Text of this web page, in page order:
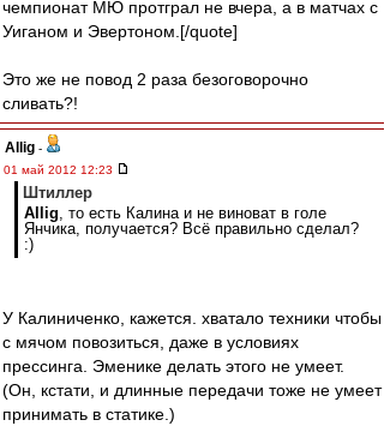
чемпионат МЮ протграл не вчера, а в матчах с
Уиганом и Эвертоном.[/quote]
Это же не повод 2 раза безоговорочно
сливать?!
Allig -
01 май 2012 12:23
Штиллер
Allig, то есть Калина и не виноват в голе
Янчика, получается? Всё правильно сделал?
:)
У Калиниченко, кажется. хватало техники чтобы
с мячом повозиться, даже в условиях
прессинга. Эменике делать этого не умеет.
(Он, кстати, и длинные передачи тоже не умеет
принимать в статике.)